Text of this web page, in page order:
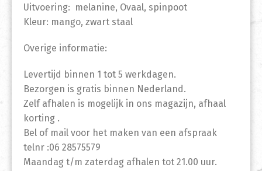
Uitvoering: melanine, Ovaal, spinpoot
Kleur: mango, zwart staal
Overige informatie:
Levertijd binnen 1 tot 5 werkdagen.
Bezorgen is gratis binnen Nederland.
Zelf afhalen is mogelijk in ons magazijn, afhaal
korting .
Bel of mail voor het maken van een afspraak
telnr :06 28575579
Maandag t/m zaterdag afhalen tot 21.00 uur.